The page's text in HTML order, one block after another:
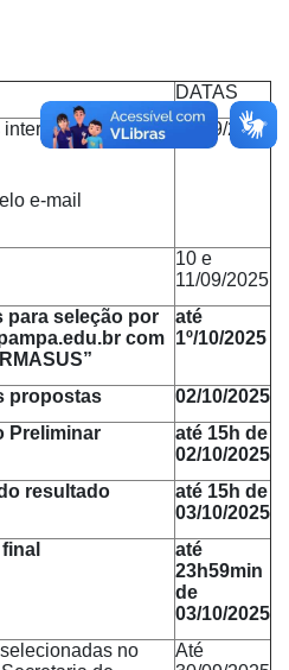
DATAS
interessados
e-mail
09/09/2025
10 e
11/09/2025
para seleção por
com
até
1º/10/2025
propostas
02/10/2025
Preliminar
até 15h de
02/10/2025
resultado
até 15h de
03/10/2025
até
23h59min
de
03/10/2025
no
Até